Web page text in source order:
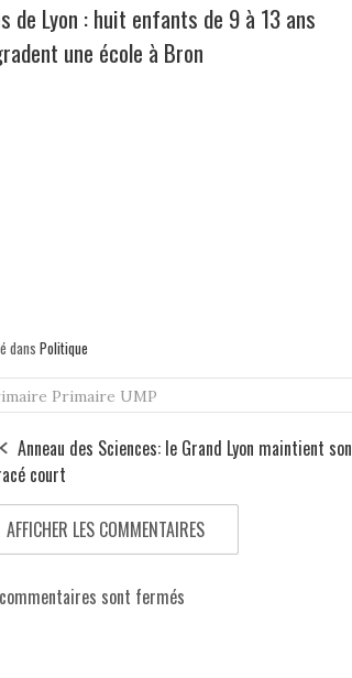
de Lyon : huit enfants de 9 à 13 ans
une école à Bron
dans Politique
Primaire UMP
Anneau des Sciences: le Grand Lyon maintient son
court
AFFICHER LES COMMENTAIRES
sont fermés